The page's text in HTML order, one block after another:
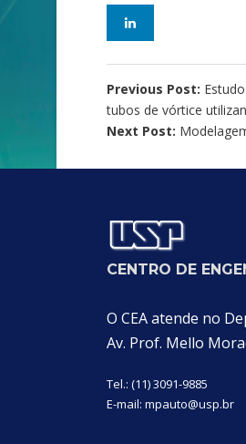
Previous Post:
tubos de vórtice
Next Post:
CENTRO DE
O CEA atende no
Av. Prof. Mello
Tel.: (11) 3091-9885
E-mail: mpauto@usp.br